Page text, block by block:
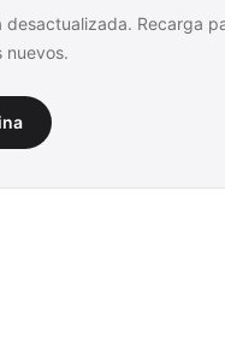
Recarga
nuevos.